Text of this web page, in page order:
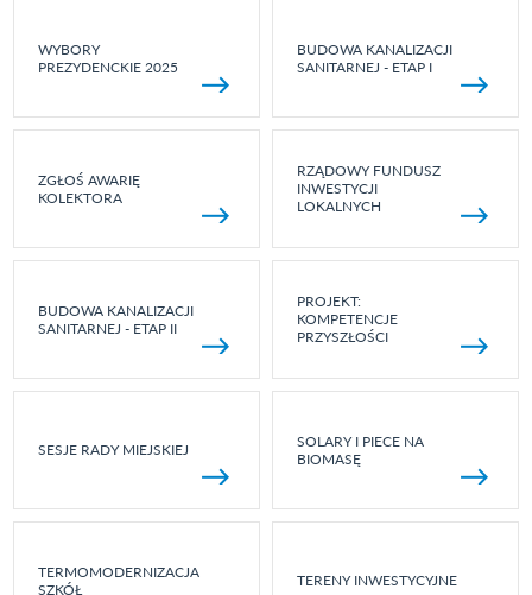
WYBORY
PREZYDENCKIE 2025
BUDOWA KANALIZACJI
SANITARNEJ - ETAP I
ZGŁOŚ AWARIĘ
KOLEKTORA
RZĄDOWY FUNDUSZ
INWESTYCJI
LOKALNYCH
BUDOWA KANALIZACJI
SANITARNEJ - ETAP II
PROJEKT:
KOMPETENCJE
PRZYSZŁOŚCI
SESJE RADY MIEJSKIEJ
SOLARY I PIECE NA
BIOMASĘ
TERMOMODERNIZACJA
SZKÓŁ
TERENY INWESTYCYJNE